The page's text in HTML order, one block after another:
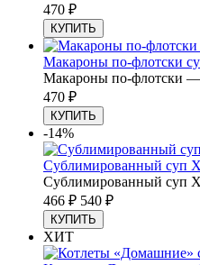
470 ₽
КУПИТЬ
Макароны по-флотски
​Макароны по-флотски —
470 ₽
КУПИТЬ
-14%
Сублимированный суп
Сублимированный суп
466 ₽ 540 ₽
КУПИТЬ
ХИТ